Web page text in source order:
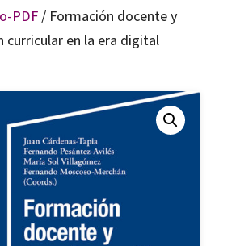
PDF/ Formación docente y
curricular en la era digital